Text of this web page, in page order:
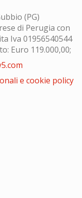
(PG)
di Perugia con
Iva 01956540544
Euro 119.000,00;
e cookie policy